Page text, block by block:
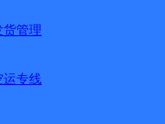
货管理
运专线